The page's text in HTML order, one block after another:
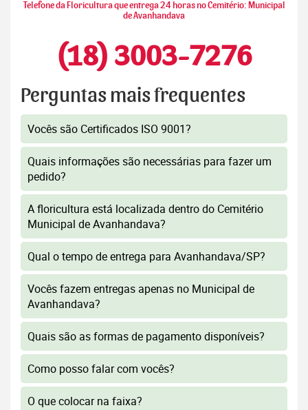
Telefone da Floricultura que entrega 24 horas no Cemitério: Municipal
de Avanhandava
(18) 3003-7276
Perguntas mais frequentes
Vocês são Certificados ISO 9001?
Quais informações são necessárias para fazer um
pedido?
A floricultura está localizada dentro do Cemitério
Municipal de Avanhandava?
Qual o tempo de entrega para Avanhandava/SP?
Vocês fazem entregas apenas no Municipal de
Avanhandava?
Quais são as formas de pagamento disponíveis?
Como posso falar com vocês?
O que colocar na faixa?